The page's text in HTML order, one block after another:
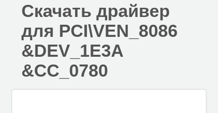
Скачать драйвер
для PCI\VEN_8086
&DEV_1E3A
&CC_0780